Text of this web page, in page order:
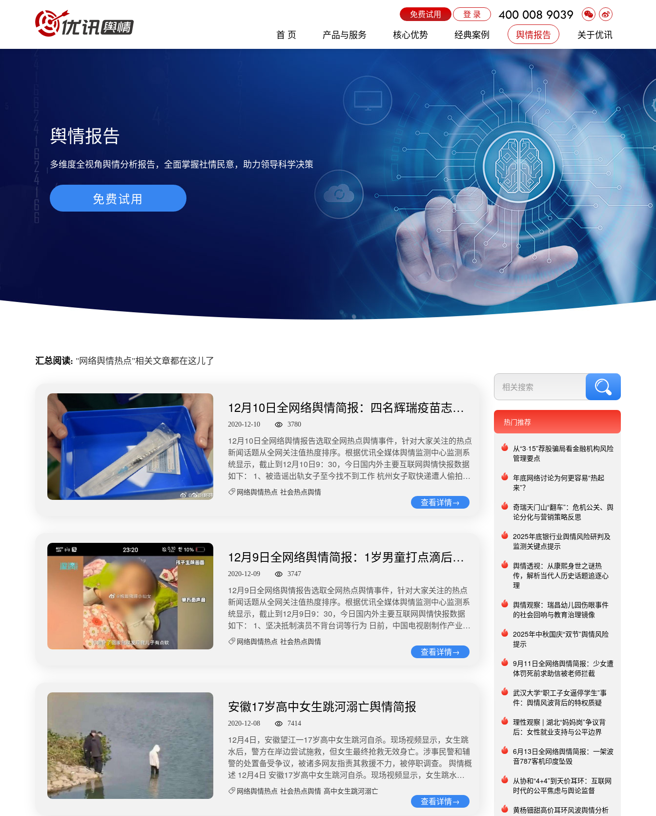
免费试用 登 录 400 008 9039
首 页 产品与服务 核心优势 经典案例 舆情报告 关于优讯
舆情报告
多维度全视角舆情分析报告，全面掌握社情民意，助力领导科学决策
免费试用
汇总阅读: "网络舆情热点"相关文章都在这儿了
12月10日全网络舆情简报：四名辉瑞疫苗志愿
者出现面瘫
2020-12-10 3780
12月10日全网络舆情报告选取全网热点舆情事件，针对大家关注的热点
新闻话题从全网关注值热度排序。根据优讯全媒体舆情监测中心监测系
统显示，截止到12月10日9：30，今日国内外主要互联网舆情快报数据
如下： 1、被造谣出轨女子至今找不到工作 杭州女子取快递遭人偷拍并
被造谣出轨快递员。当事人吴女士称，自己被社会性死亡找不到工作，
而造谣者道歉并无诚意。造谣者却认为，事情只是闹着玩。吴女士表
示，已请律师提起刑事自诉，“一定要追究他们刑事责任到底”。 微博舆
实情况上报街道责任科室。此外，江苏路街道还将新的智能门磁安装在
独居老人家中，一旦超过设定时间未开门，后台就会响起预警。网友：
群批员工上班时聊游戏 12月8日，网传截图显示，字节跳动CEO张一鸣
批员工在工作时间聊原神游戏：“好奇，这些同学今天工作都很空闲的
吗？”群内有人解释称：“应该看单个成员工作时间在这个闲聊的群里花
的时间占上班时间的百分比。”也有人@张一鸣 表示：“那你退群啊”。网
友爆料称，目前张一鸣已退群。 微博舆情热度：阅读1.6亿 讨论3662
4、四名辉瑞疫苗志愿者出现面瘫 本周美国食品药品管理局称，四位接
向更大的人群中部署疫苗。” 在瑞辉疫苗的临床试验参与者中，在接受
注射后有63％的试验对象出现疲倦，有55％的人称他们患有头痛，
32％的参与者表示发冷，24％的人抱怨关节疼痛，14％的人发烧。@
今日俄罗斯RT 微博舆情热度：阅读1.2亿 讨论3801 5、中方将对等制
裁插手香港事务美方人员 12月9日，针对美国国务院宣布对中国全国人
大常委会副委员长进行制裁，全国人大常委会发言人发表谈话，强调美
方以香港事务为借口粗暴干涉中国内政的行径极其卑劣，是典型的政治
霸凌和双重标准，我们予以强烈谴责，表示坚决反对。中方维护国家主
权、安全、发展利益的决心坚定不移，贯彻“一国两制”方针的决心坚定
不移，反对任何外部势力干预香港事务的决心坚定不移。中方有关部门
网络舆情热点 社会热点舆情
查看详情→
12月9日全网络舆情简报：1岁男童打点滴后死
亡
2020-12-09 3747
12月9日全网络舆情报告选取全网热点舆情事件，针对大家关注的热点
新闻话题从全网关注值热度排序。根据优讯全媒体舆情监测中心监测系
统显示，截止到12月9日9：30，今日国内外主要互联网舆情快报数据
如下： 1、坚决抵制演员不背台词等行为 日前，中国电视剧制作产业协
会发文规范电视剧（网络剧）制作。意见指出，当前重演员、轻编剧、
轻导演、轻制作的现象依然严重，有的演员甚至不背台词。必须坚决抵
制这类行为，去浮华浮躁、重创作规律。 微博舆情热度：阅读4.4亿 讨
读8.9亿 讨论5.9万 3、央视评成都确诊女孩信息遭泄露 今天，成都确诊
的20岁女孩个人信息遭泄露，引起热议。去除少数恶意成分，这也或多
过度放在个别病例上的时候，我们应保持平和心态和理性态度，绷紧防
疫意识不放松！ 微博舆情热度：阅读4.3亿 讨论1.7万 4、石家庄通报女
婴坠楼事件 2月8日，河北石家庄。官方通报女婴坠楼：11月30日成立
专班后两次带女婴到医院检查治疗均被其父带回。12月7日再次将女婴
送医治疗，目前生命体征平稳。 微博舆情热度：阅读1亿 讨论3177 5、
1岁男童打点滴后死亡 12月8日，山西朔州。应县孙女士称，自己一岁
网络舆情热点 社会热点舆情
查看详情→
安徽17岁高中女生跳河溺亡舆情简报
2020-12-08 7414
12月4日，安徽望江一17岁高中女生跳河自杀。现场视频显示，女生跳
水后，警方在岸边尝试施救，但女生最终抢救无效身亡。涉事民警和辅
警的处置备受争议，被诸多网友指责其救援不力，被停职调查。 舆情概
述 12月4日 安徽17岁高中女生跳河自杀。现场视频显示，女生跳水
后，警方在岸边尝试施救，但女生最终抢救无效身亡。 12月4日夜间 望
江县公安局发布警情通报称涉事民警、辅警已停职接受调查。 网络截图
12月6日 @金华公安 表示， 首先为消逝的生命深感惋惜。 1.警察是人
网络舆情热点 社会热点舆情 高中女生跳河溺亡
查看详情→
热门推荐
从“3·15”荐股骗局看金融机构风险
管理要点
年底网络讨论为何更容易“热起
来”？
奇瑞天门山“翻车”：危机公关、舆
论分化与营销策略反思
2025年底银行业舆情风险研判及
监测关键点提示
舆情透视：从康熙身世之谜热
传，解析当代人历史话题追逐心
理
舆情观察：瑞昌幼儿园伤眼事件
的社会回响与教育治理镜像
2025年中秋国庆“双节”舆情风险
提示
9月11日全网络舆情简报：少女遭
体罚死前求助信被老师拦截
武汉大学“职工子女逼停学生”事
件：舆情风波背后的特权质疑
理性观察 | 湖北“妈妈岗”争议背
后：女性就业支持与公平边界
6月13日全网络舆情简报：一架波
音787客机印度坠毁
从协和“4+4”到天价耳环：互联网
时代的公平焦虑与舆论监督
黄杨钿甜高价耳环风波舆情分析